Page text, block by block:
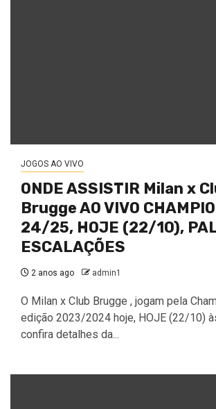
JOGOS AO VIVO
ONDE ASSISTIR Milan x
Brugge AO VIVO
24/25, HOJE (22/10),
ESCALAÇÕES
2 anos ago admin1
O Milan x Club Brugge , jogam pela
edição 2023/2024 hoje, HOJE (22/10)
confira detalhes da...